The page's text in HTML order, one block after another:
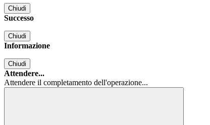
Chiudi
Successo
Chiudi
Informazione
Chiudi
Attendere...
Attendere il completamento dell'operazione...